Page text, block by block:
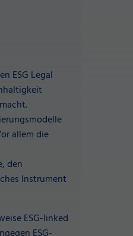
ESG Legal
allem die
den
Instrument
ESG-linked